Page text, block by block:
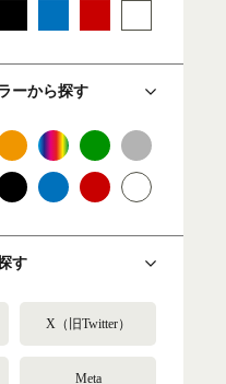
ーから探す
す
X（旧Twitter）
Meta